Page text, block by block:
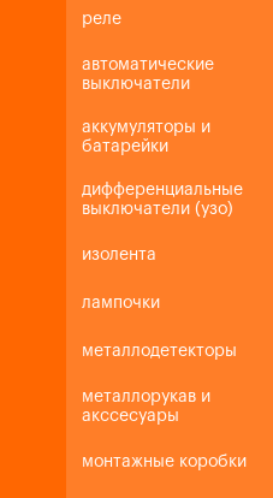
реле
автоматические
выключатели
аккумуляторы и
батарейки
дифференциальные
выключатели (узо)
изолента
лампочки
металлодетекторы
металлорукав и
акссесуары
монтажные коробки